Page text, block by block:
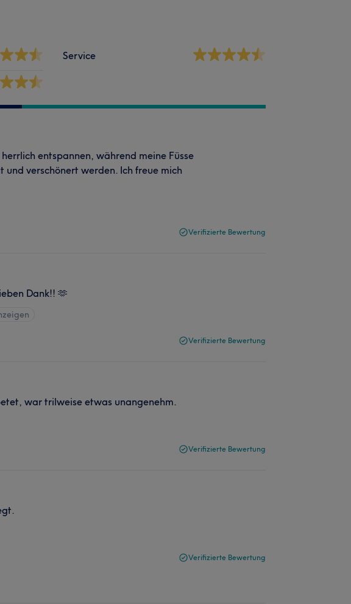
Service
entspannen, während meine Füsse
verschönert werden. Ich freue mich
Verifizierte Bewertung
Dank!! 🫶
Verifizierte Bewertung
war trilweise etwas unangenehm.
Verifizierte Bewertung
Verifizierte Bewertung